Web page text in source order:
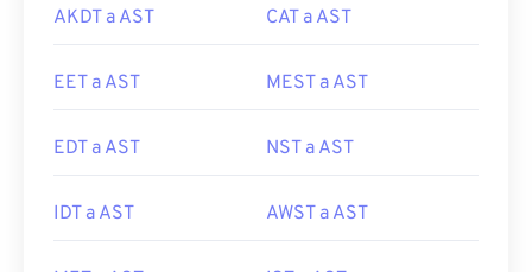
AKDT a AST CAT a AST
EET a AST MEST a AST
EDT a AST NST a AST
IDT a AST AWST a AST